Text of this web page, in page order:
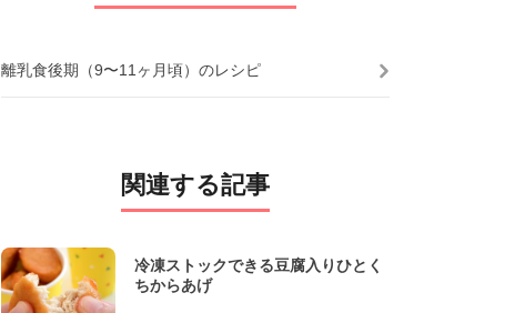
離乳食後期（9〜11ヶ月頃）のレシピ
関連する記事
冷凍ストックできる豆腐入りひとく
ちからあげ